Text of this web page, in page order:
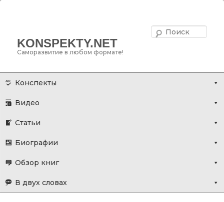
KONSPEKTY.NET
Саморазвитие в любом формате!
Главное меню
основному
Конспекты
Видео
Статьи
Биографии
Обзор книг
В двух словах